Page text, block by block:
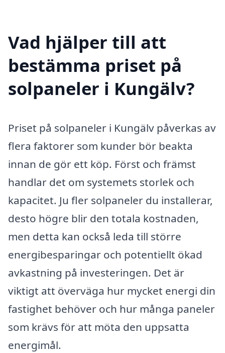
Vad hjälper till att
bestämma priset på
solpaneler i Kungälv?
Priset på solpaneler i Kungälv påverkas av
flera faktorer som kunder bör beakta
innan de gör ett köp. Först och främst
handlar det om systemets storlek och
kapacitet. Ju fler solpaneler du installerar,
desto högre blir den totala kostnaden,
men detta kan också leda till större
energibesparingar och potentiellt ökad
avkastning på investeringen. Det är
viktigt att överväga hur mycket energi din
fastighet behöver och hur många paneler
som krävs för att möta den uppsatta
energimål.